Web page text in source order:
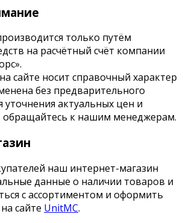
только путём
на расчётный счёт компании
сайте носит справочный характер
без предварительного
уточнения актуальных цен и
обращайтесь к нашим менеджерам.
наш интернет-магазин
данные о наличии товаров и
с ассортиментом и оформить
сайте UnitMC.